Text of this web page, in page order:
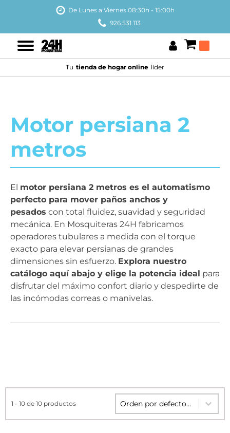
De Lunes a Viernes 08:30h - 15:00h
926 531 113
Tu tienda de hogar online líder
Motor persiana 2
metros
El motor persiana 2 metros es el automatismo
perfecto para mover paños anchos y
pesados con total fluidez, suavidad y seguridad
mecánica. En Mosquiteras 24H fabricamos
operadores tubulares a medida con el torque
exacto para elevar persianas de grandes
dimensiones sin esfuerzo. Explora nuestro
catálogo aquí abajo y elige la potencia ideal para
disfrutar del máximo confort diario y despedirte de
las incómodas correas o manivelas.
1 - 10 de 10 productos Sort content
Sort content